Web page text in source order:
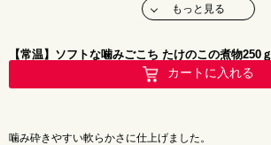
メーカー：堂本食品株式会社
もっと見る
【常温】ソフトな噛みごこち たけのこの煮物250ｇ
カートに入れる
噛み砕きやすい軟らかさに仕上げました。